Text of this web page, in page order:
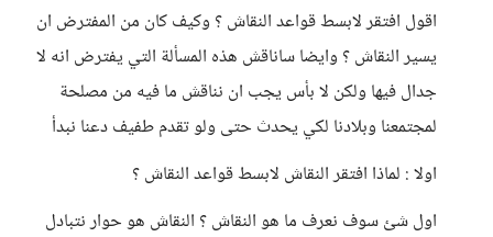
اقول افتقر لابسط قواعد النقاش ؟ وكيف كان من المفترض ان
يسير النقاش ؟ وايضا ساناقش هذه المسألة التي يفترض انه لا
جدال فيها ولكن لا بأس يجب ان نناقش ما فيه من مصلحة
لمجتمعنا وبلادنا لكي يحدث حتى ولو تقدم طفيف دعنا نبدأ
اولا : لماذا افتقر النقاش لابسط قواعد النقاش ؟
اول شئ سوف نعرف ما هو النقاش ؟ النقاش هو حوار نتبادل